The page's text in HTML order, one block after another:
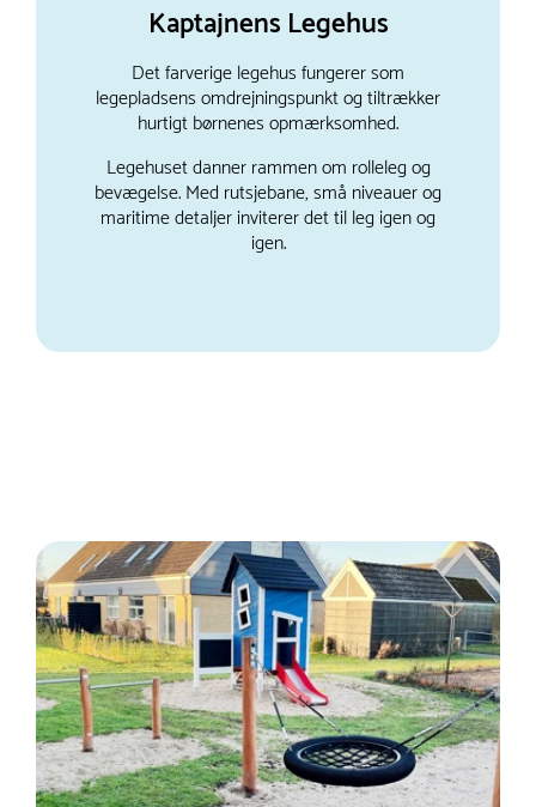
Kaptajnens Legehus
Det farverige legehus fungerer som
legepladsens omdrejningspunkt og tiltrækker
hurtigt børnenes opmærksomhed.
Legehuset danner rammen om rolleleg og
bevægelse. Med rutsjebane, små niveauer og
maritime detaljer inviterer det til leg igen og
igen.